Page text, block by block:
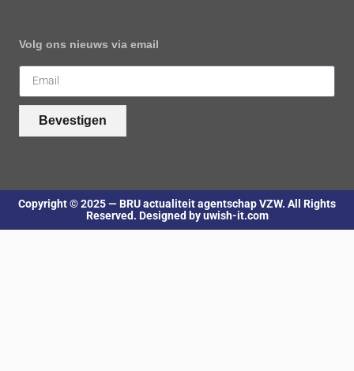
Volg ons nieuws via email
Bevestigen
Copyright © 2025 — BRU actualiteit agentschap VZW. All Rights
Reserved. Designed by uwish-it.com